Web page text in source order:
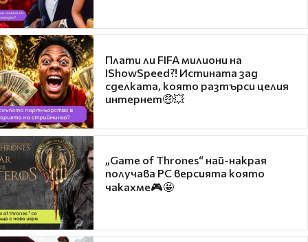
Плати ли FIFA милиони на
IShowSpeed?! Истината зад
сделката, която разтърси целия
интернет🤑💥
„Game of Thrones“ най-накрая
получава PC версията която
чакахме🎮🤩